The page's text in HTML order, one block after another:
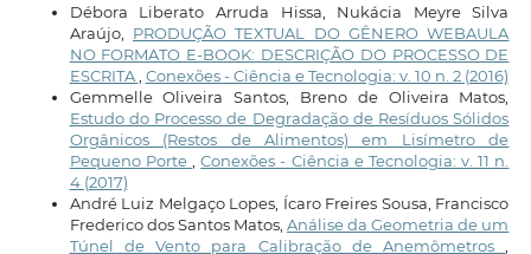
Débora Liberato Arruda Hissa, Nukácia Meyre Silva
Araújo, PRODUÇÃO TEXTUAL DO GÊNERO WEBAULA
NO FORMATO E-BOOK: DESCRIÇÃO DO PROCESSO DE
ESCRITA Conexões - Ciência e Tecnologia: v. 10 n. 2 (2016)
Gemmelle Oliveira Santos, Breno de Oliveira Matos,
Estudo do Processo de Degradação de Resíduos Sólidos
Orgânicos (Restos de Alimentos) em Lisímetro de
Pequeno Porte
,Conexões - Ciência e Tecnologia: v. 11 n.
4 (2017)
André Luiz Melgaço Lopes, Ícaro Freires Sousa, Francisco
Frederico dos Santos Matos, Análise da Geometria de um
Túnel de Vento para Calibração de Anemômetros